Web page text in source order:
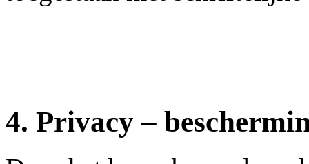
4. Privacy –